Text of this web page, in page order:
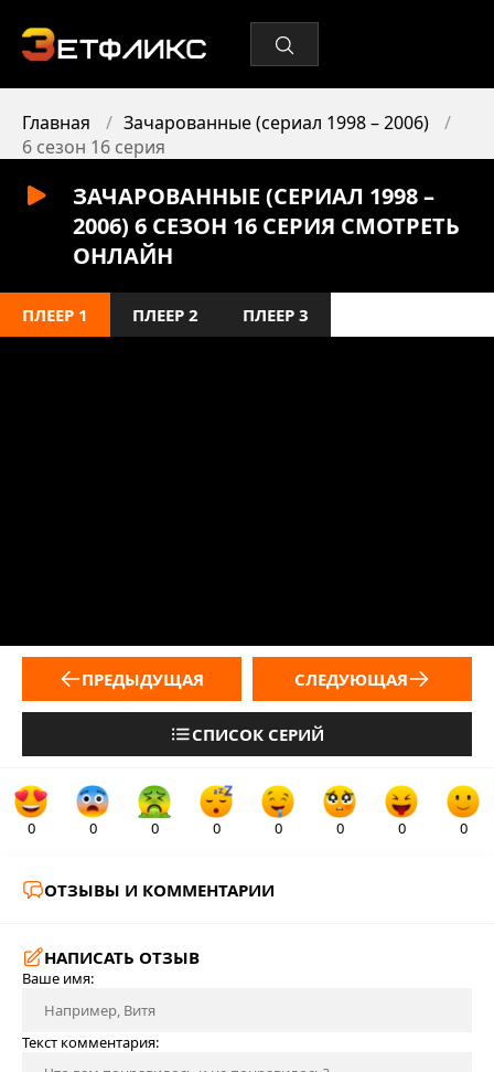
Главная
Зачарованные (сериал 1998 – 2006)
6 сезон 16 серия
ЗАЧАРОВАННЫЕ (СЕРИАЛ 1998 –
2006) 6 СЕЗОН 16 СЕРИЯ СМОТРЕТЬ
ОНЛАЙН
ПЛЕЕР 1 ПЛЕЕР 2 ПЛЕЕР 3
ПРЕДЫДУЩАЯ
СПИСОК СЕРИЙ
СЛЕДУЮЩАЯ
0 0 0 0 0 0 0 0
ОТЗЫВЫ И КОММЕНТАРИИ
НАПИСАТЬ ОТЗЫВ
Ваше имя:
Текст комментария: